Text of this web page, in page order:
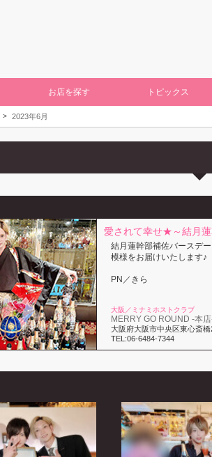
お店を探す トピックス
2023年6月
愛されて幸せ★～結月
結月蓮幹部補佐バースデ
模様をお届けいたします♪
PN／きら
大阪／ミナミホストクラブ
MERRY GO ROUND -本
大阪府大阪市中央区東心斎
TEL:06-6484-7344